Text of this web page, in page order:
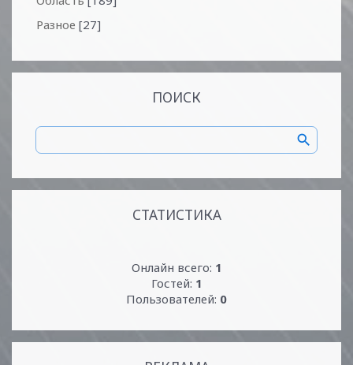
Разное [27]
ПОИСК
СТАТИСТИКА
Онлайн всего: 1
Гостей: 1
Пользователей: 0